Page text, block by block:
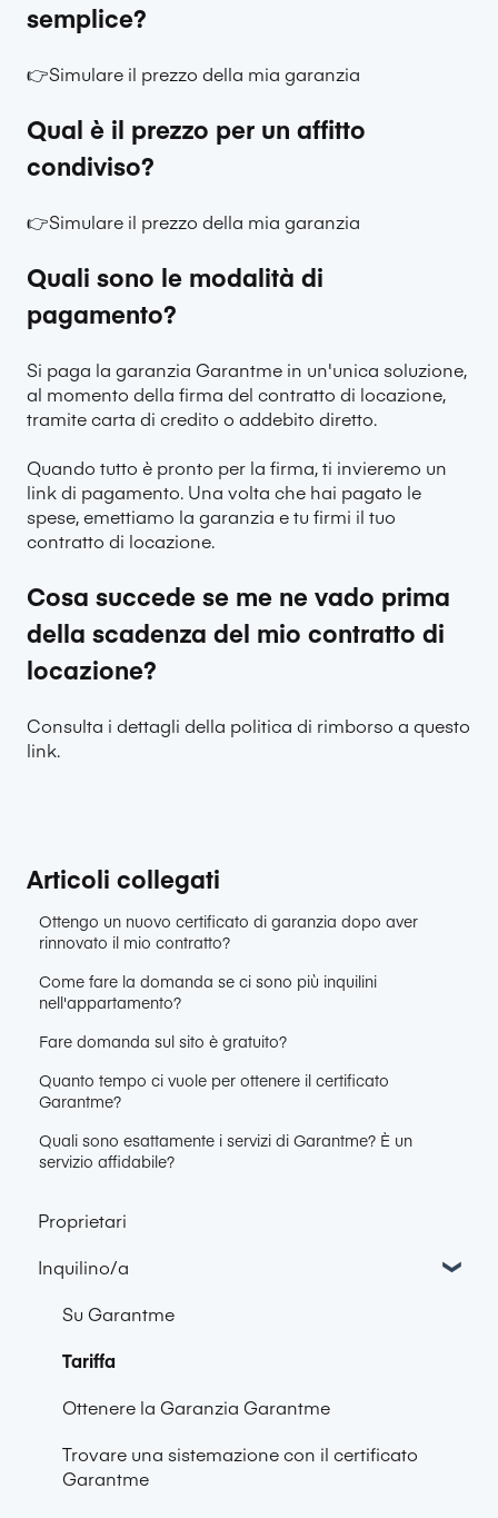
semplice?
👉Simulare il prezzo della mia garanzia
Qual è il prezzo per un affitto
condiviso?
👉Simulare il prezzo della mia garanzia
Quali sono le modalità di
pagamento?
Si paga la garanzia Garantme in un'unica soluzione,
al momento della firma del contratto di locazione,
tramite carta di credito o addebito diretto.
Quando tutto è pronto per la firma, ti invieremo un
link di pagamento. Una volta che hai pagato le
spese, emettiamo la garanzia e tu firmi il tuo
contratto di locazione.
Cosa succede se me ne vado prima
della scadenza del mio contratto di
locazione?
Consulta i dettagli della politica di rimborso a questo
link.
Articoli collegati
Ottengo un nuovo certificato di garanzia dopo aver
rinnovato il mio contratto?
Come fare la domanda se ci sono più inquilini
nell'appartamento?
Fare domanda sul sito è gratuito?
Quanto tempo ci vuole per ottenere il certificato
Garantme?
Quali sono esattamente i servizi di Garantme? È un
servizio affidabile?
Proprietari
Inquilino/a
Su Garantme
Tariffa
Ottenere la Garanzia Garantme
Trovare una sistemazione con il certificato
Garantme